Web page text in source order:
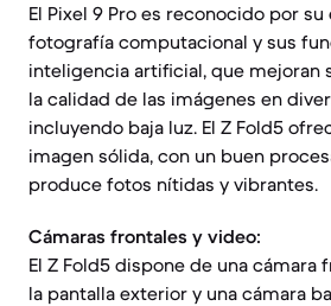
El Pixel 9 Pro es reconocido por
fotografía computacional y sus
inteligencia artificial, que mejoran
la calidad de las imágenes en
incluyendo baja luz. El Z Fold5
imagen sólida, con un buen
produce fotos nítidas y vibrantes.
Cámaras frontales y video:
El Z Fold5 dispone de una cámara
la pantalla exterior y una cámara